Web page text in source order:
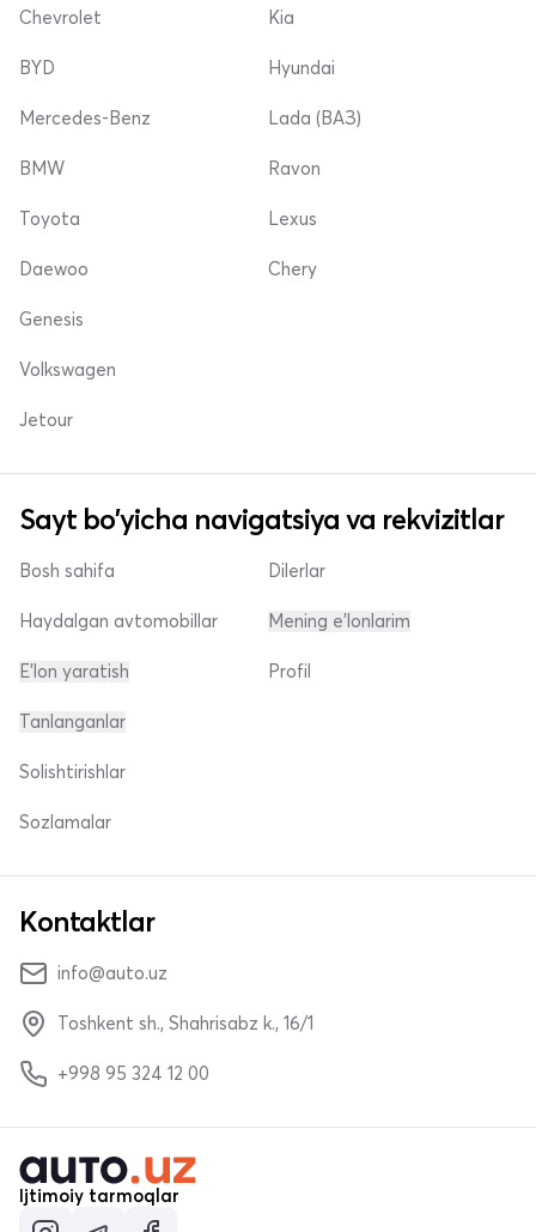
Chevrolet
BYD
Mercedes-Benz
Kia
Hyundai
Lada (ВАЗ)
BMW
Toyota
Daewoo
Ravon
Lexus
Chery
Genesis
Volkswagen
Jetour
Sayt bo'yicha navigatsiya va rekvizitlar
Bosh sahifa
Haydalgan avtomobillar
E'lon yaratish
Dilerlar
Mening e'lonlarim
Profil
Tanlanganlar
Solishtirishlar
Sozlamalar
Kontaktlar
info@auto.uz
Toshkent sh., Shahrisabz k., 16/1
+998 95 324 12 00
Ijtimoiy tarmoqlar